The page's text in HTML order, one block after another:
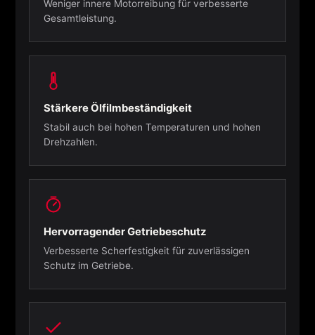
Weniger innere Motorreibung für verbesserte
Gesamtleistung.
Stärkere Ölfilmbeständigkeit
Stabil auch bei hohen Temperaturen und hohen
Drehzahlen.
Hervorragender Getriebeschutz
Verbesserte Scherfestigkeit für zuverlässigen
Schutz im Getriebe.